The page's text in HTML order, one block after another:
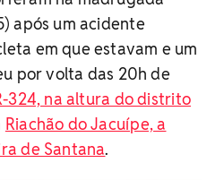
após um acidente
em que estavam e um
por volta das 20h de
324, na altura do distrito
Riachão do Jacuípe, a
de Santana.